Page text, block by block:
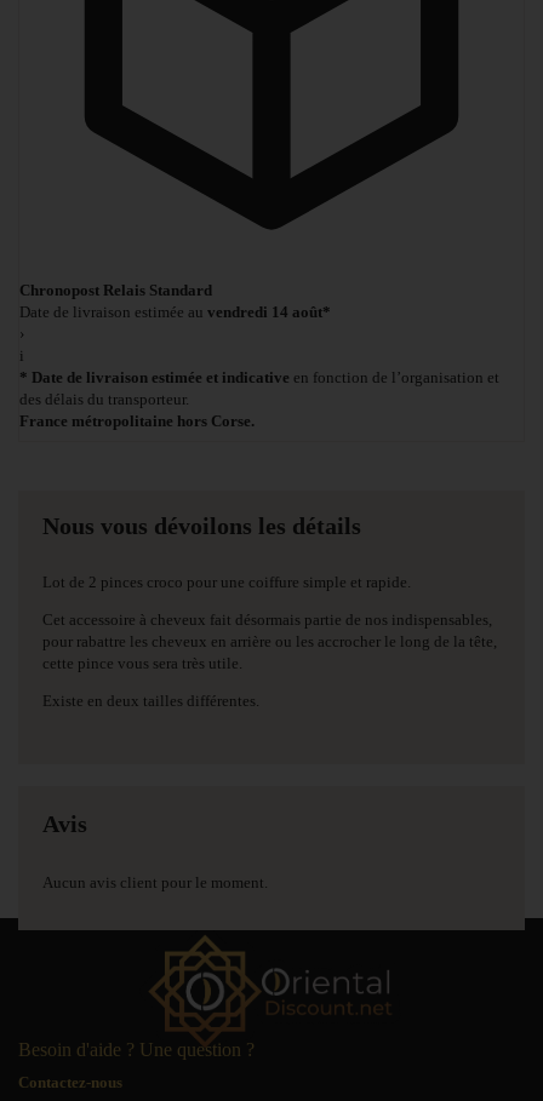
Chronopost Relais Standard
Date de livraison estimée au vendredi 14 août*
›
i
* Date de livraison estimée et indicative en fonction de l’organisation et
des délais du transporteur.
France métropolitaine hors Corse.
Nous vous dévoilons les détails
Lot de 2 pinces croco pour une coiffure simple et rapide.
Cet accessoire à cheveux fait désormais partie de nos indispensables,
pour rabattre les cheveux en arrière ou les accrocher le long de la tête,
cette pince vous sera très utile.
Existe en deux tailles différentes.
Avis
Aucun avis client pour le moment.
Besoin d'aide ? Une question ?
Contactez-nous